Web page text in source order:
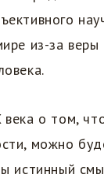
из-за веры
о том,
можно
истинный